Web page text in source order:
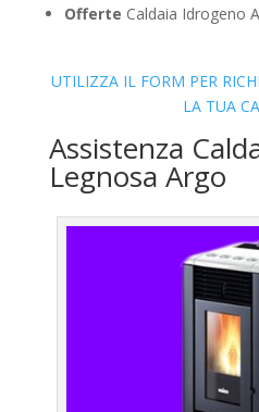
Offerte Caldaia Idrogeno
UTILIZZA IL FORM PER
LA TUA
Assistenza
Legnosa Argo